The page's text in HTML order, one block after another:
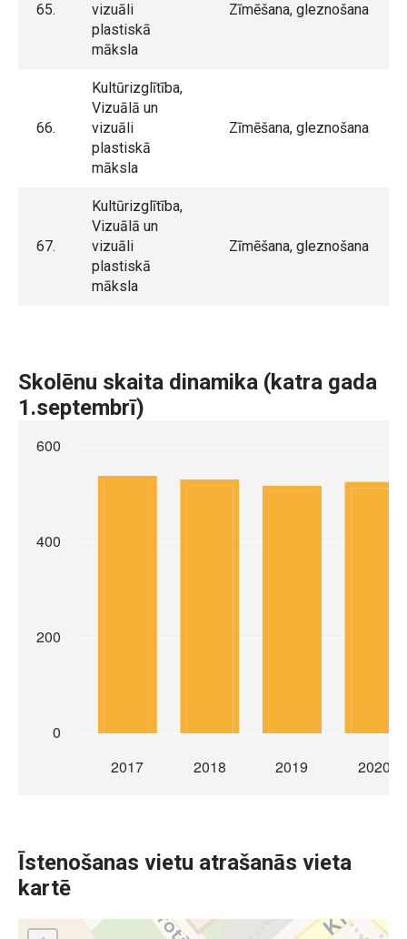
65.
vizuāli
plastiskā
māksla
Zīmēšana, gleznošana
66.
Kultūrizglītība,
Vizuālā un
vizuāli
plastiskā
māksla
Zīmēšana, gleznošana
67.
Kultūrizglītība,
Vizuālā un
vizuāli
plastiskā
māksla
Zīmēšana, gleznošana
Skolēnu skaita dinamika (katra gada
1.septembrī)
Īstenošanas vietu atrašanās vieta
kartē